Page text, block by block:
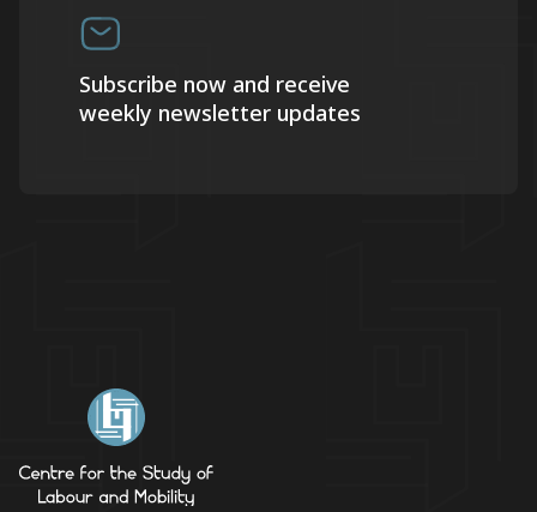
Subscribe now and receive
weekly newsletter updates